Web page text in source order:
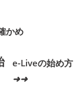
かめ
e-Liveの始め方
➜➜